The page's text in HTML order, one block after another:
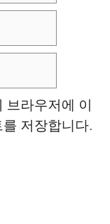
브라우저에 이
저장합니다.